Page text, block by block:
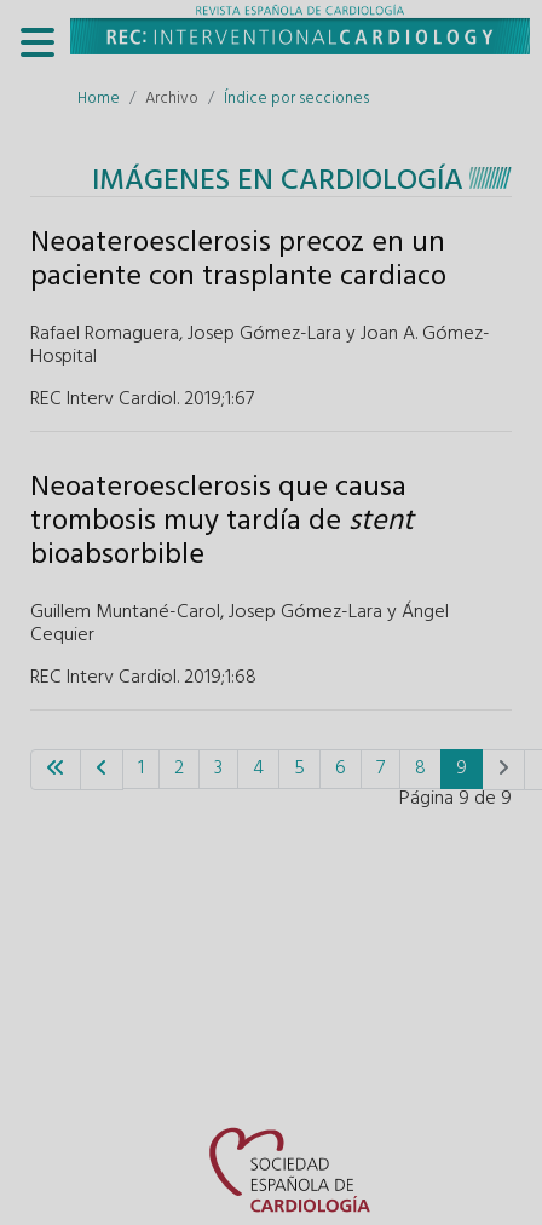
Home Archivo Índice por secciones
IMÁGENES EN CARDIOLOGÍA
Neoateroesclerosis precoz en un
paciente con trasplante cardiaco
Rafael Romaguera,Josep Gómez-LarayJoan A. Gómez-
Hospital
REC Interv Cardiol. 2019;1:67
Neoateroesclerosis que causa
trombosis muy tardía de stent
bioabsorbible
Guillem Muntané-Carol,Josep Gómez-LarayÁngel
Cequier
REC Interv Cardiol. 2019;1:68
Página 9 de 9
1 2 3 4 5 6 7 8 9